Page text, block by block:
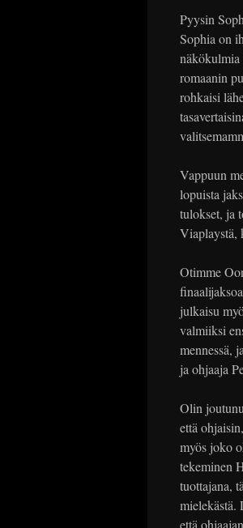
Pyysin
Sophia on
romaanin
rohkaisi
Vappuun
lopuista
tulokset, ja
Viaplaystä,
Otimme
julkaisu
valmiiksi
mennessä,
ja ohjaaja
Olin
että
myös joko
tekeminen
tuottajana,
mielekästä.
että